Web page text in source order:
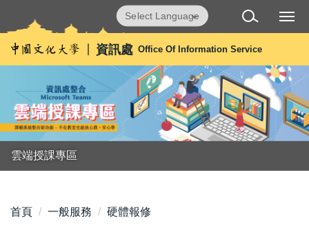
到
主
容
區
資訊處 Office Of Information Service
Translate
雲端授課專區
首頁 一般服務 硬體報修